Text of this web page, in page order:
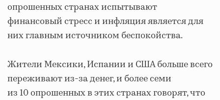
опрошенных странах испытывают
финансовый стресс и инфляция является для
них главным источником беспокойства.
Жители Мексики, Испании и США больше всего
переживают из-за денег, и более семи
из 10 опрошенных в этих странах говорят, что